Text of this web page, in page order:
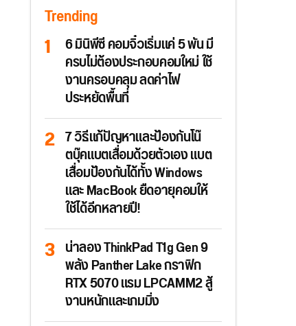
Trending
6 มินิพีซี คอมจิ๋วเริ่มแค่ 5 พัน มี
ครบไม่ต้องประกอบคอมใหม่ ใช้
งานครอบคลุม ลดค่าไฟ
ประหยัดพื้นที่
7 วิธีแก้ปัญหาและป้องกันโน๊
ตบุ๊คแบตเสื่อมด้วยตัวเอง แบต
เสื่อมป้องกันได้ทั้ง Windows
และ MacBook ยืดอายุคอมให้
ใช้ได้อีกหลายปี!
น่าลอง ThinkPad T1g Gen 9
พลัง Panther Lake กราฟิก
RTX 5070 แรม LPCAMM2 สู้
งานหนักและเกมมิ่ง